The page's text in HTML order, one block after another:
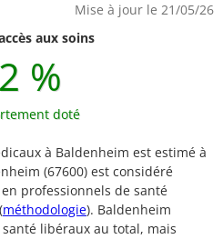
Mise à jour le 21/05/26
aux soins
%
doté
à Baldenheim est estimé à
(67600) est considéré
en professionnels de santé
méthodologie). Baldenheim
libéraux au total, mais